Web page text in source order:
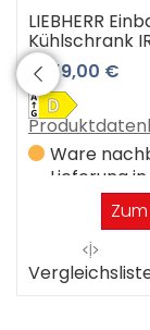
LIEBHERR
Kühlschrank
5120-22 3 Jahre
Premiumshop
Garantie
1.359,00 €
Ware
Lieferung in
Werktagen